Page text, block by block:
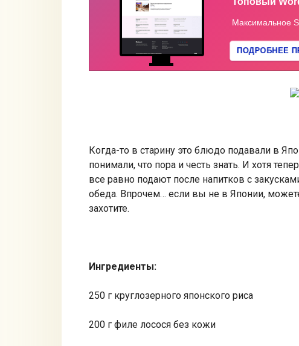
Когда-то в старину это блюдо подавали в
понимали, что пора и честь знать. И хотя
все равно подают после напитков с
обеда. Впрочем… если вы не в Японии,
захотите.
Ингредиенты:
250 г круглозерного японского риса
200 г филе лосося без кожи